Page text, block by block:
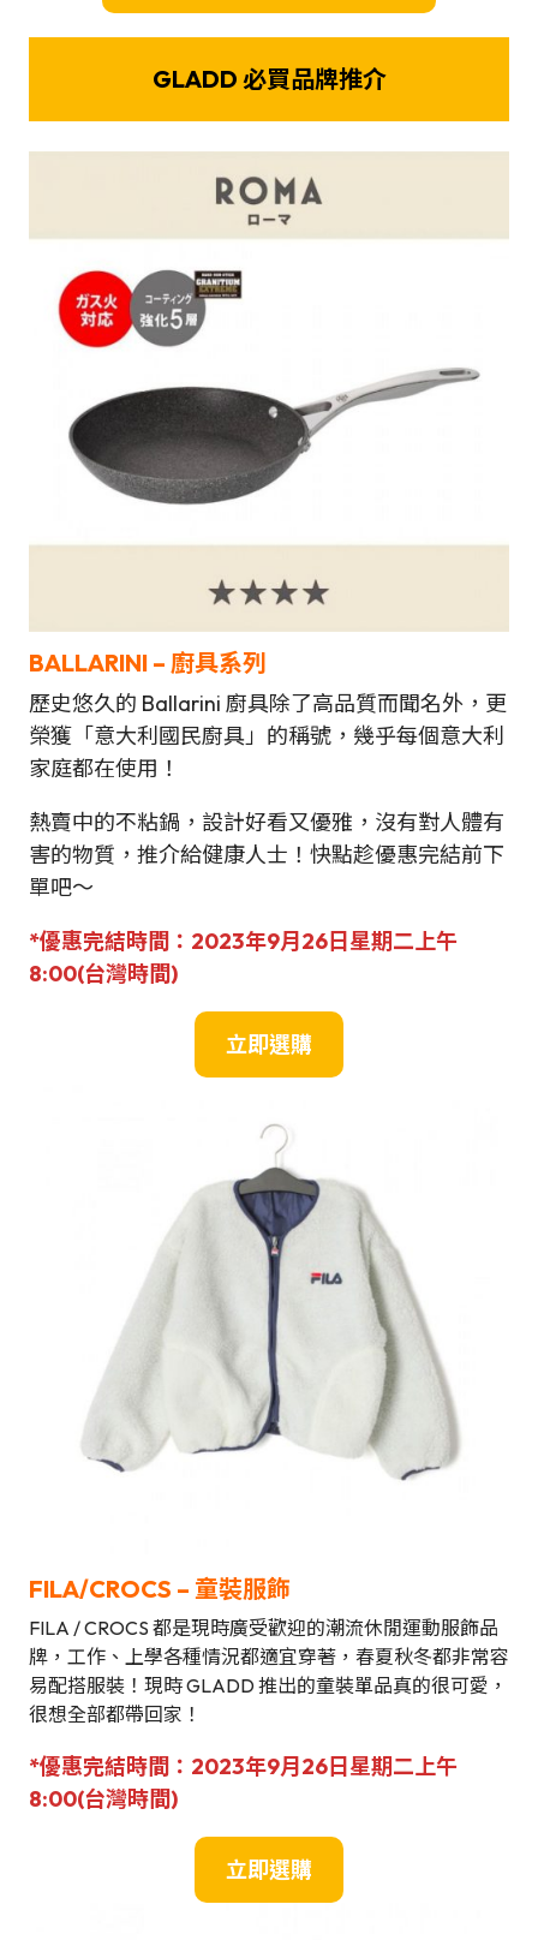
GLADD 必買品牌推介
BALLARINI – 廚具系列
歷史悠久的 Ballarini 廚具除了高品質而聞名外，更
榮獲「意大利國民廚具」的稱號，幾乎每個意大利
家庭都在使用！
熱賣中的不粘鍋，設計好看又優雅，沒有對人體有
害的物質，推介給健康人士！快點趁優惠完結前下
單吧～
*優惠完結時間：2023年9月26日星期二上午
8:00(台灣時間)
立即選購
FILA/CROCS – 童裝服飾
FILA / CROCS 都是現時廣受歡迎的潮流休閒運動服飾品
牌，工作、上學各種情況都適宜穿著，春夏秋冬都非常容
易配搭服裝！現時 GLADD 推出的童裝單品真的很可愛，
很想全部都帶回家！
*優惠完結時間：2023年9月26日星期二上午
8:00(台灣時間)
立即選購